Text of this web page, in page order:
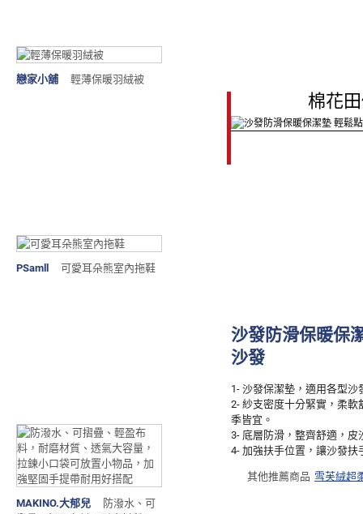
戀家小舖 輕薄保暖羽絨被
PSamll 可愛耳朵熊室內拖鞋
MAKINO.大郁兒
防潑水、可
棉花
沙發防滑保暖保
沙發
1- 沙發保潔墊，適用各型沙
2- 紗支密度十分緊實，柔
季皆宜。
3- 底層防滑，整齊舒適，皮
4- 加強扶手位置，讓沙發扶
其他推薦商品 雪芙絨超